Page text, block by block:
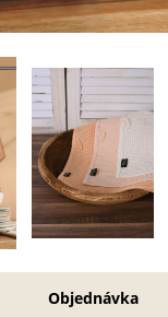
Objednávka